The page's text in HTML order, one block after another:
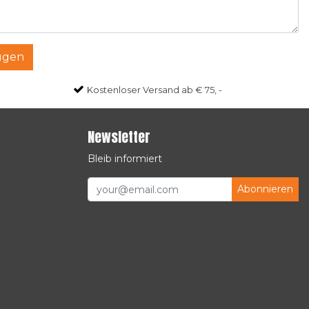
Kostenloser Versand ab € 75, -
Newsletter
Bleib informiert
Abonnieren